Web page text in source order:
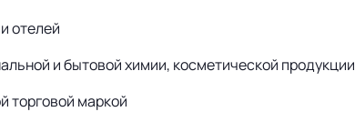
отелей
и бытовой химии, косметической продукции
торговой маркой